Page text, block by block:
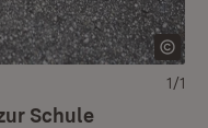
1/1
Schule